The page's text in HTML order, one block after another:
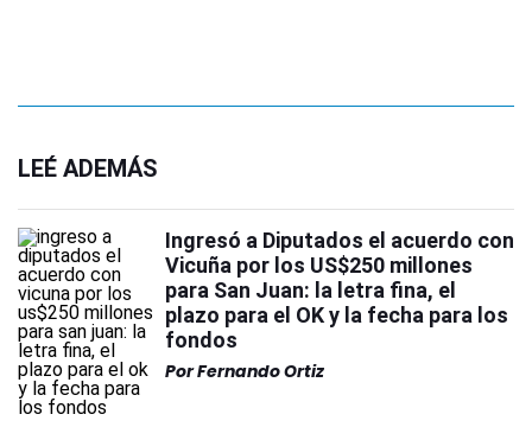
LEÉ ADEMÁS
Ingresó a Diputados el acuerdo con
Vicuña por los US$250 millones
para San Juan: la letra fina, el
plazo para el OK y la fecha para los
fondos
PorFernando Ortiz